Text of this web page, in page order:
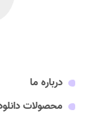
درباره ما
محصولات